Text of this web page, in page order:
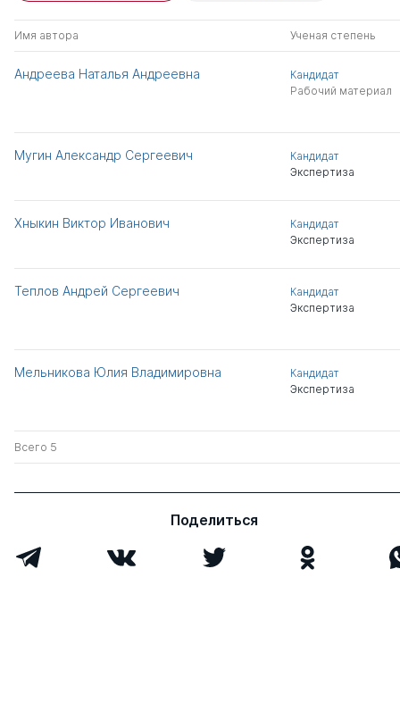
Имя автора Ученая степень
Андреева Наталья Андреевна
Кандидат
Рабочий материал
Мугин Александр Сергеевич
Кандидат
Экспертиза
Хныкин Виктор Иванович
Кандидат
Экспертиза
Теплов Андрей Сергеевич
Кандидат
Экспертиза
Мельникова Юлия Владимировна
Кандидат
Экспертиза
Всего 5
Поделиться